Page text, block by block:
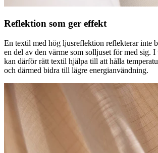
Reflektion som ger effekt
En textil med hög ljusreflektion reflekterar inte
en del av den värme som solljuset för med sig. I
kan därför rätt textil hjälpa till att hålla
och därmed bidra till lägre energianvändning.